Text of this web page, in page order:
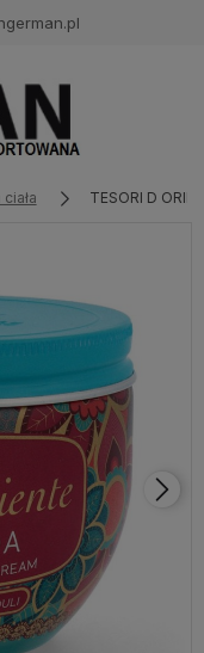
TESORI D